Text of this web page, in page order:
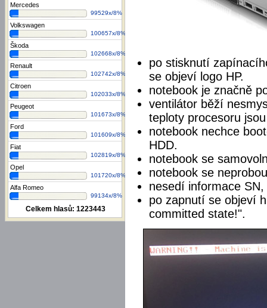
Mercedes
99529x/8%
Volkswagen
100657x/8%
Škoda
102668x/8%
Renault
102742x/8%
Citroen
102033x/8%
Peugeot
101673x/8%
Ford
101609x/8%
Fiat
102819x/8%
Opel
101720x/8%
Alfa Romeo
99134x/8%
Celkem hlasů: 1223443
po stisknutí
se objeví logo HP.
notebook je značně
ventilátor běží
teploty procesoru
notebook nechce
HDD.
notebook se
notebook se
nesedí informace
po zapnutí se objeví
committed state!".